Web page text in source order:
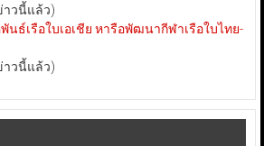
าวนี้แล้ว)
นธ์เรือใบเอเชีย หารือพัฒนากีฬาเรือใบไทย-
าวนี้แล้ว)